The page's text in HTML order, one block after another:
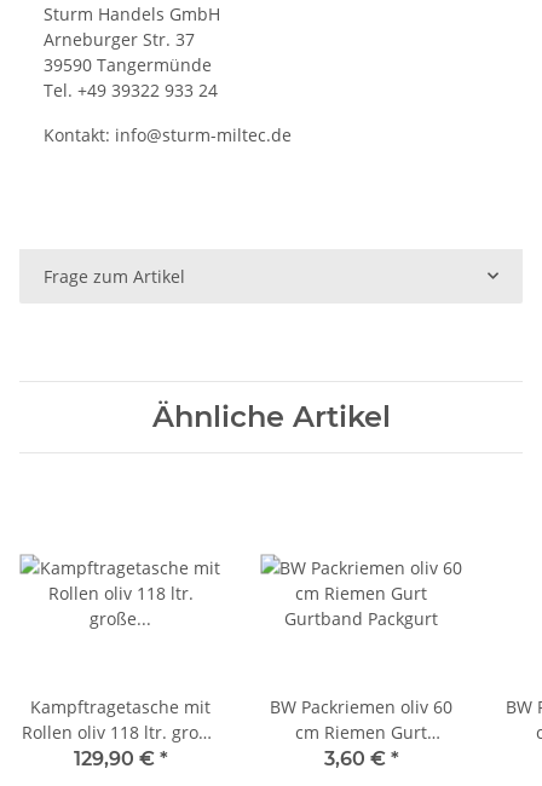
Sturm Handels GmbH
Arneburger Str. 37
39590 Tangermünde
Tel. +49 39322 933 24
Kontakt: info@sturm-miltec.de
Frage zum Artikel
Ähnliche Artikel
Kampftragetasche mit
Rollen oliv 118 ltr. große
Reisetasche mit Räder
129,90 € *
BW Packriemen oliv 60
cm Riemen Gurt
Gurtband Packgurt
3,60 € *
BW